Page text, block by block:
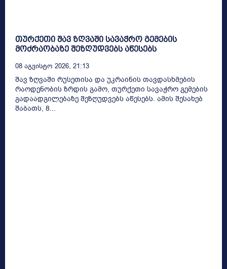
თურქეთი შავ ზღვაში სავაჭრო გემების
მოძრაობაზე შეზღუდვებს აწესებს
08 Აგვისტო 2026, 21:13
შავ ზღვაში რუსეთისა და უკრაინის თავდასხმების
რაოდენობის ზრდის გამო, თურქეთი სავაჭრო გემების
გადაადგილებაზე შეზღუდვებს აწესებს. ამის შესახებ
შაბათს, 8...